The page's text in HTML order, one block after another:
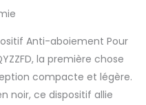
Dispositif Anti-
aboiement,
Dispositifs
D'entraînement
2 En 1,Black
Anti-aboiement Pour
la première chose
compacte et légère.
noir, ce dispositif allie